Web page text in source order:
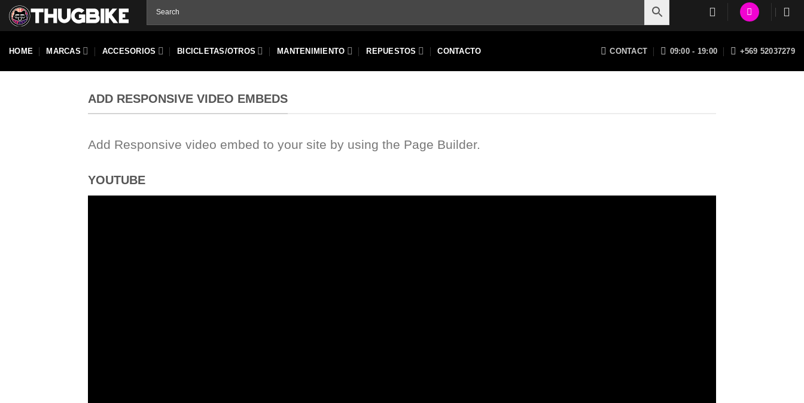
Skip
HOME MARCAS ACCESORIOS BICICLETAS/OTROS MANTENIMIENTO REPUESTOS CONTACTO CONTACT 09:00 - 19:00 +569 52037279
ADD RESPONSIVE VIDEO EMBEDS
Add Responsive video embed to your site by using the Page Builder.
YOUTUBE